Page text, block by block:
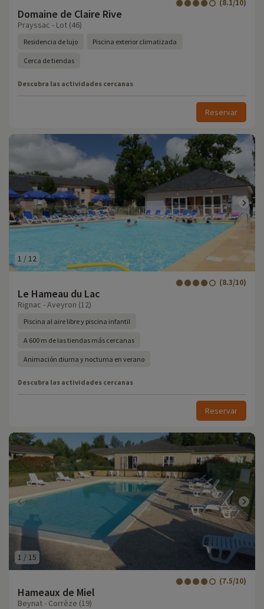
Domaine de Claire Rive
(8.1/10)
Prayssac - Lot (46)
Residencia de lujo Piscina exterior climatizada
Cerca de tiendas
Descubra las actividades cercanas
Reservar
1 /12
Le Hameau du Lac
(8.3/10)
Rignac - Aveyron (12)
Piscina al aire libre y piscina infantil
A 600 m de las tiendas más cercanas
Animación diurna y nocturna en verano
Descubra las actividades cercanas
Reservar
1 / 15
Hameaux de Miel
(7.5/10)
Beynat - Corrèze (19)